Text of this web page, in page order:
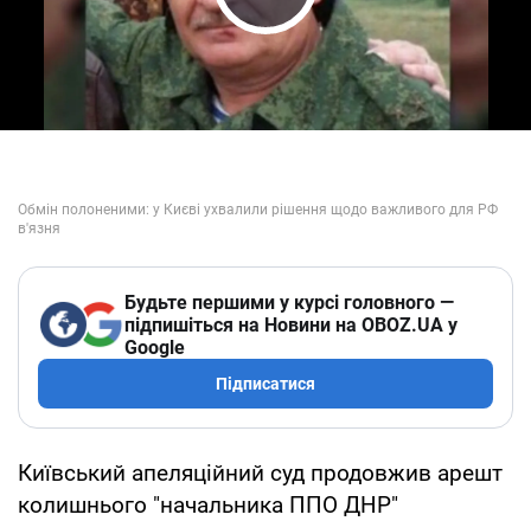
Play Video
Будьте першими у курсі головного —
підпишіться на Новини на OBOZ.UA у
Google
Підписатися
Київський апеляційний суд продовжив арешт
колишнього "начальника ППО ДНР"